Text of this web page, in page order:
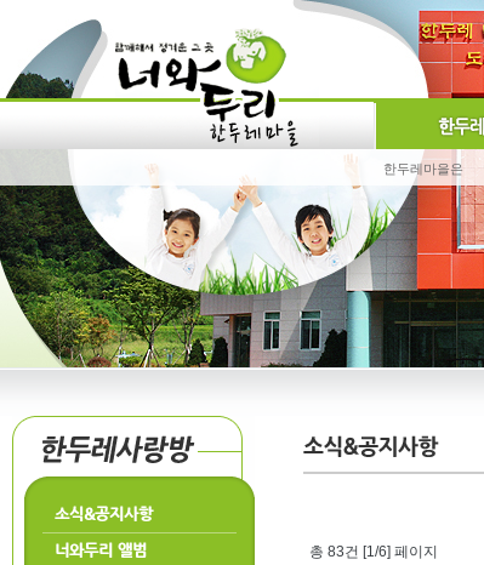
한두레마을은
소식&공지사항
너와두리 앨범
총 83건 [1/6] 페이지